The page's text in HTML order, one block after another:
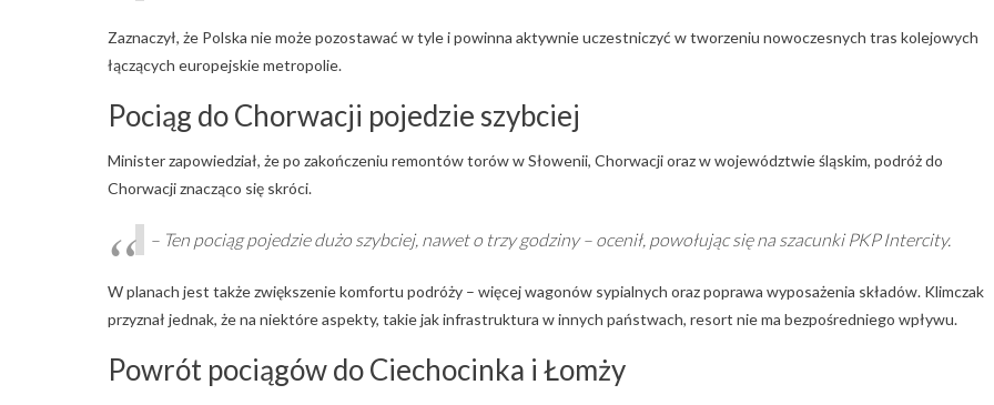
Zaznaczył, że Polska nie może pozostawać w tyle i powinna aktywnie uczestniczyć w tworzeniu nowoczesnych tras kolejowych
łączących europejskie metropolie.
Pociąg do Chorwacji pojedzie szybciej
Minister zapowiedział, że po zakończeniu remontów torów w Słowenii, Chorwacji oraz w województwie śląskim, podróż do
Chorwacji znacząco się skróci.
– Ten pociąg pojedzie dużo szybciej, nawet o trzy godziny – ocenił, powołując się na szacunki PKP Intercity.
W planach jest także zwiększenie komfortu podróży – więcej wagonów sypialnych oraz poprawa wyposażenia składów. Klimczak
przyznał jednak, że na niektóre aspekty, takie jak infrastruktura w innych państwach, resort nie ma bezpośredniego wpływu.
Powrót pociągów do Ciechocinka i Łomży